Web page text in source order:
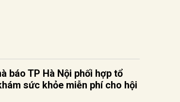
báo TP Hà Nội phối hợp tổ
sức khỏe miễn phí cho hội